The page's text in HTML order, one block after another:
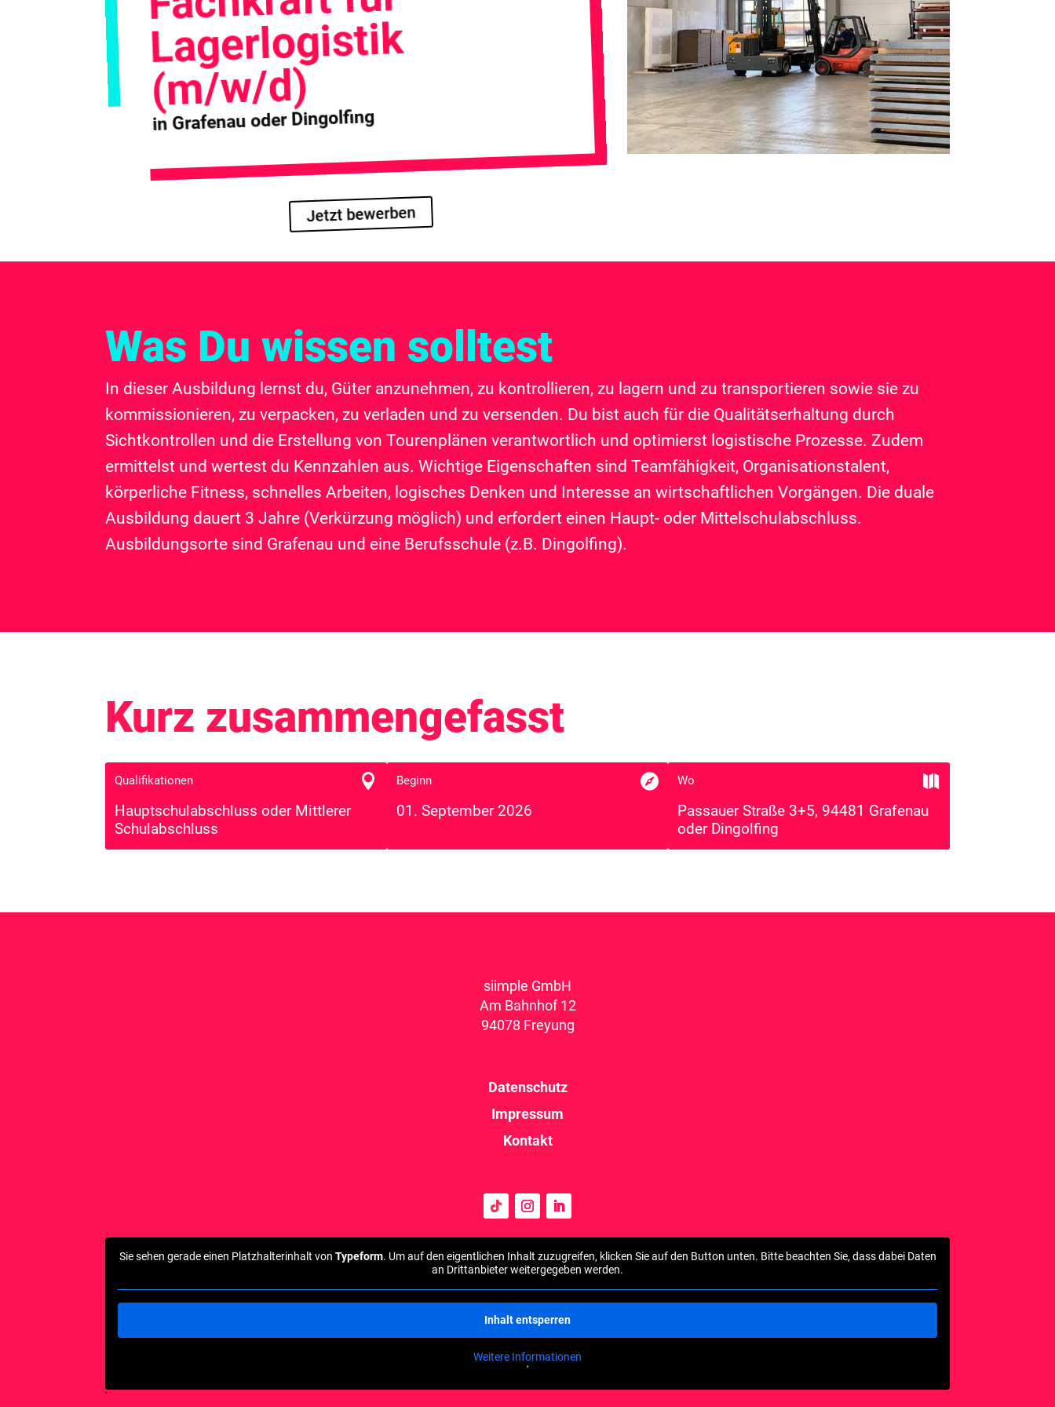
Lagerlogistik
(m/w/d)
in Grafenau oder Dingolfing
Jetzt bewerben
Was Du wissen solltest
In dieser Ausbildung lernst du, Güter anzunehmen, zu kontrollieren, zu lagern und zu transportieren sowie sie zu
kommissionieren, zu verpacken, zu verladen und zu versenden. Du bist auch für die Qualitätserhaltung durch
Sichtkontrollen und die Erstellung von Tourenplänen verantwortlich und optimierst logistische Prozesse. Zudem
ermittelst und wertest du Kennzahlen aus. Wichtige Eigenschaften sind Teamfähigkeit, Organisationstalent,
körperliche Fitness, schnelles Arbeiten, logisches Denken und Interesse an wirtschaftlichen Vorgängen. Die duale
Ausbildung dauert 3 Jahre (Verkürzung möglich) und erfordert einen Haupt- oder Mittelschulabschluss.
Ausbildungsorte sind Grafenau und eine Berufsschule (z.B. Dingolfing).
Kurz zusammengefasst
Qualifikationen

Hauptschulabschluss oder Mittlerer
Schulabschluss
Beginn

01. September 2026
Wo

Passauer Straße 3+5, 94481 Grafenau
oder Dingolfing
siimple GmbH
Am Bahnhof 12
94078 Freyung
Datenschutz
Impressum
Kontakt
Sie sehen gerade einen Platzhalterinhalt von Typeform. Um auf den eigentlichen Inhalt zuzugreifen, klicken Sie auf den Button unten. Bitte beachten Sie, dass dabei Daten
an Drittanbieter weitergegeben werden.
Inhalt entsperren
Weitere Informationen
'
'